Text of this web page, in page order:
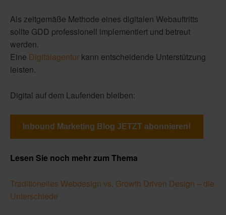
Als zeitgemäße Methode eines digitalen Webauftritts
sollte GDD professionell implementiert und betreut
werden.
Eine Digitalagentur kann entscheidende Unterstützung
leisten.
Digital auf dem Laufenden bleiben:
Inbound Marketing Blog JETZT abonnieren!
Lesen Sie noch mehr zum Thema
Traditionelles Webdesign vs. Growth Driven Design – die
Unterschiede